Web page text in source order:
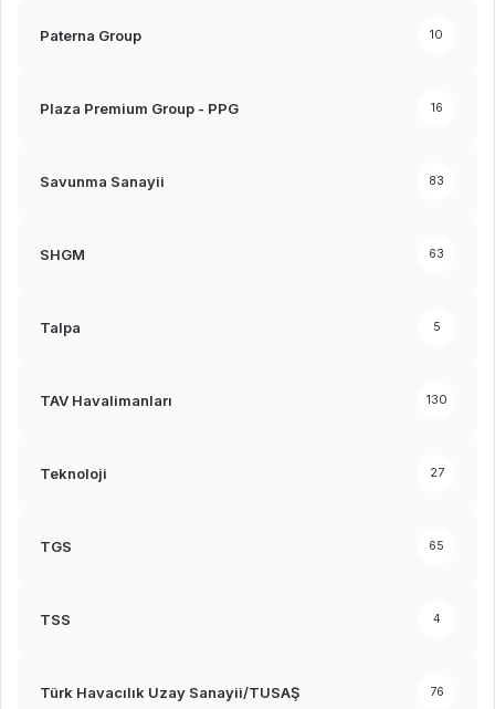
Paterna Group 10
Plaza Premium Group - PPG 16
Savunma Sanayii 83
SHGM 63
Talpa 5
TAV Havalimanları 130
Teknoloji 27
TGS 65
TSS 4
Türk Havacılık Uzay Sanayii/TUSAŞ 76